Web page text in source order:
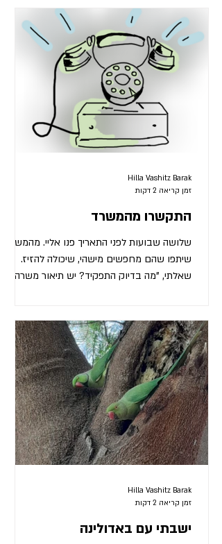
אותך טוב בחושך, שימי איזה אפוד זוהר או
משהו."
התקשרו מהמשרד
שלושה שבועות לפני התאריך פנו אליי. מהמשרד.
שיתפו שהם מחפשים מישהי, שיכולה להזיז.
שאלתי, "מה בדיוק התפקיד? יש תיאור משרה?"
ענו. שאלתי אותם אם הם יודעים שאני מטר
חמישים ושש. הם אמרו שזה לא משנה. "מי
שחזקה, חזקה."
Hilla Vashitz Barak
זמן קריאה 2 דקות
ישבתי עם באדולינה
Hilla Vashitz Barak
זמן קריאה 2 דקות